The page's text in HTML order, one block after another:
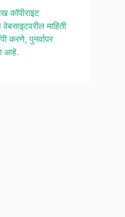
कॉपीराइट
माहिती
करणे, पुनर्वापर
आहे.